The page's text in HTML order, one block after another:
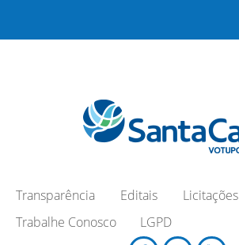
Transparência Editais
Licitações
Trabalhe Conosco
LGPD